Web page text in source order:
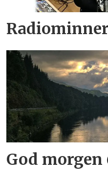
Radiominner
God morgen